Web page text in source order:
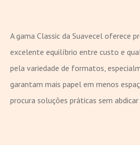
A gama Classic da Suavecel oferece
excelente equilíbrio entre custo e
pela variedade de formatos,
garantam mais papel em menos
procura soluções práticas sem abdicar